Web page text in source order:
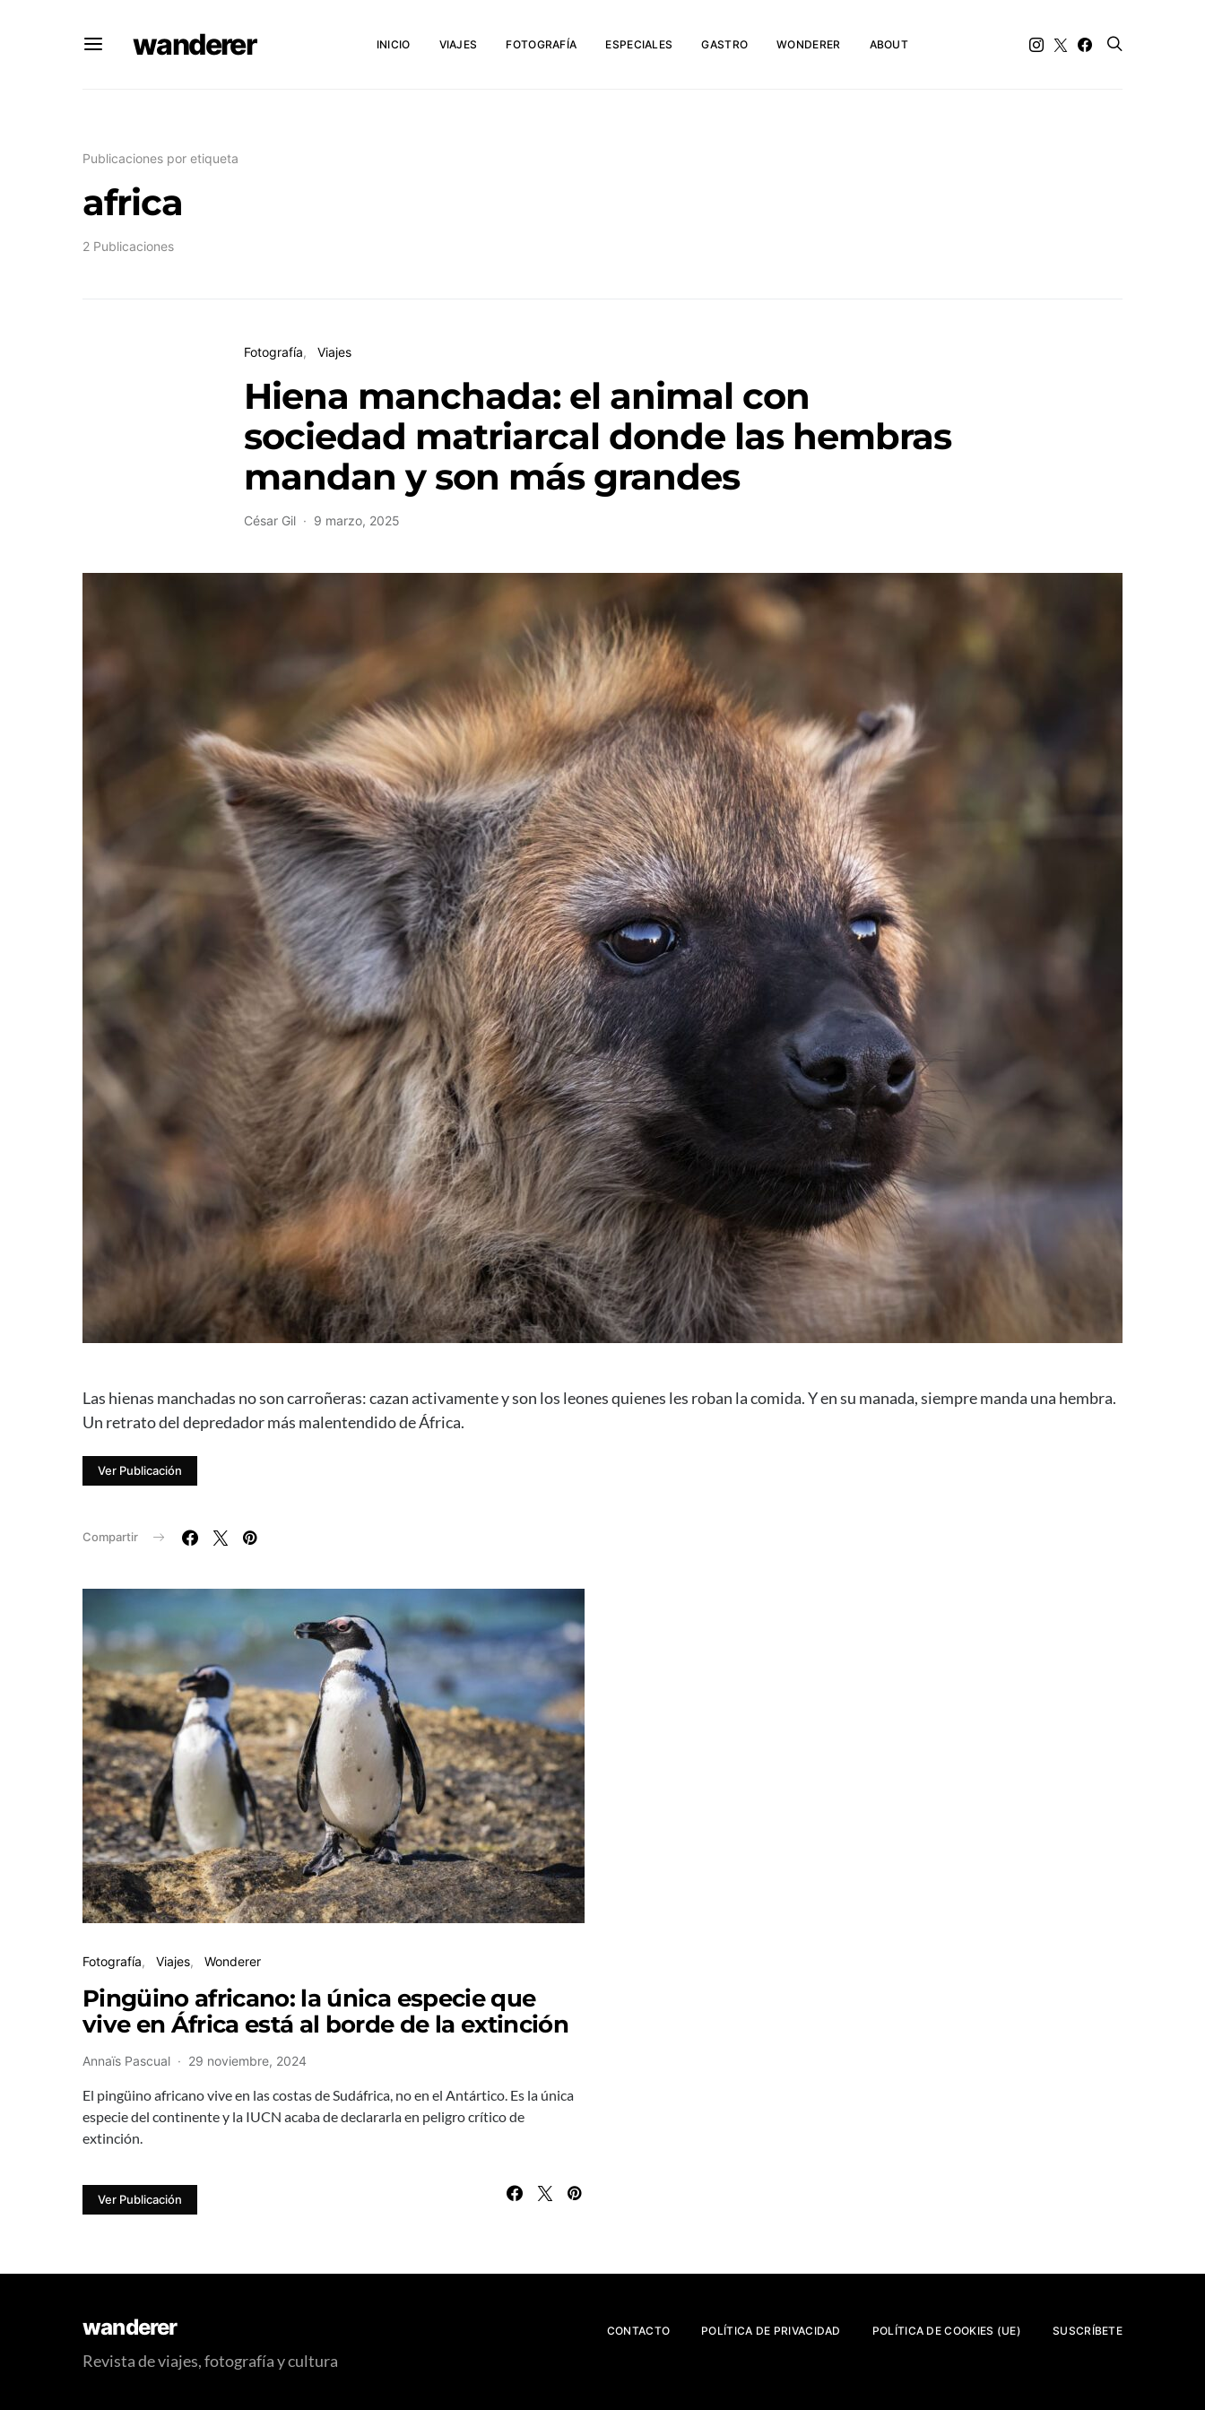
wanderer INICIO VIAJES FOTOGRAFÍA ESPECIALES GASTRO WONDERER ABOUT
Publicaciones por etiqueta
africa
2 Publicaciones
Fotografía Viajes
Hiena manchada: el animal con
sociedad matriarcal donde las hembras
mandan y son más grandes
César Gil 9 marzo, 2025
Las hienas manchadas no son carroñeras: cazan activamente y son los leones quienes les roban la comida. Y en su manada, siempre manda una hembra.
Un retrato del depredador más malentendido de África.
Ver Publicación
Compartir
Fotografía Viajes Wonderer
Pingüino africano: la única especie que
vive en África está al borde de la extinción
Annaïs Pascual 29 noviembre, 2024
El pingüino africano vive en las costas de Sudáfrica, no en el Antártico. Es la única
especie del continente y la IUCN acaba de declararla en peligro crítico de
extinción.
Ver Publicación
wanderer CONTACTO POLÍTICA DE PRIVACIDAD POLÍTICA DE COOKIES (UE) SUSCRÍBETE
Revista de viajes, fotografía y cultura